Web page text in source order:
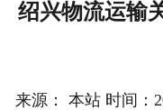
绍兴物流运输
来源： 本站 时间：